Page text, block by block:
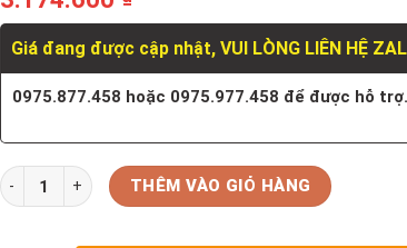
Giá đang được cập nhật, VUI LÒNG LIÊN HỆ
0975.877.458 hoặc 0975.977.458 để được hỗ
Số lượng THÊM VÀO GIỎ HÀNG